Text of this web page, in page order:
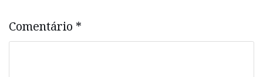
Comentário *